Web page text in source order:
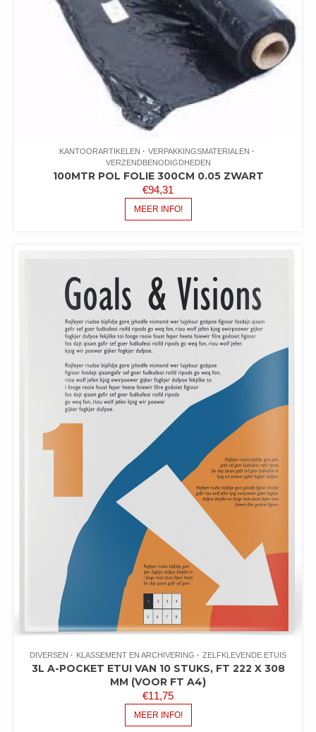
KANTOORARTIKELEN
VERPAKKINGSMATERIALEN
VERZENDBENODIGDHEDEN
100MTR POL FOLIE 300CM 0.05 ZWART
€94,31
MEER INFO!
DIVERSEN KLASSEMENT EN ARCHIVERING ZELFKLEVENDE ETUIS
3L A-POCKET ETUI VAN 10 STUKS, FT 222 X 308
MM (VOOR FT A4)
€11,75
MEER INFO!